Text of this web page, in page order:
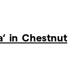
in Chestnut